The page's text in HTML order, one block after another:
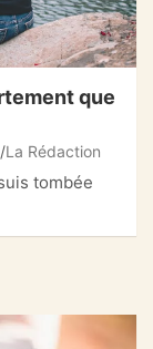
que
La Rédaction
tombée